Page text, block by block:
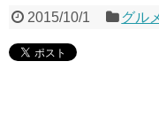
2015/10/1 グル